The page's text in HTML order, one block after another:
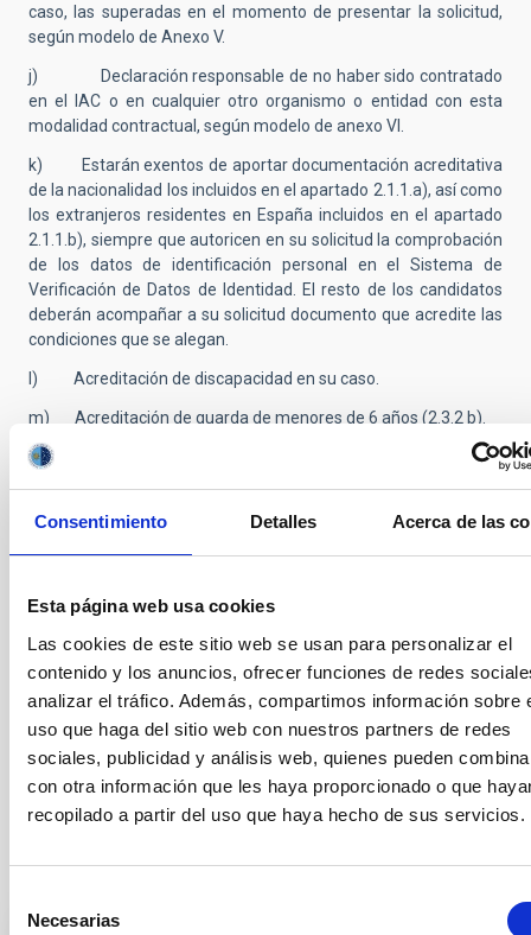
Consentimiento Detalles Acerca de las
Esta página web usa cookies
Las cookies de este sitio web se usan para personalizar el
contenido y los anuncios, ofrecer funciones de redes
analizar el tráfico. Además, compartimos información sobre
uso que haga del sitio web con nuestros partners de redes
sociales, publicidad y análisis web, quienes pueden
con otra información que les haya proporcionado o que
recopilado a partir del uso que haya hecho de sus servicios.
Necesarias
caso, las superadas en el momento de presentar la solicitud,
según modelo de Anexo V.
j) Declaración responsable de no haber sido contratado
en el IAC o en cualquier otro organismo o entidad con esta
modalidad contractual, según modelo de anexo VI.
k) Estarán exentos de aportar documentación acreditativa
de la nacionalidad los incluidos en el apartado 2.1.1.a), así como
los extranjeros residentes en España incluidos en el apartado
2.1.1.b), siempre que autoricen en su solicitud la comprobación
de los datos de identificación personal en el Sistema de
Verificación de Datos de Identidad. El resto de los candidatos
deberán acompañar a su solicitud documento que acredite las
condiciones que se alegan.
l) Acreditación de discapacidad en su caso.
m) Acreditación de guarda de menores de 6 años (2.3.2 b).
n) En el formulario on line de solicitud, en
tres profesores o investigadores de referencia.
de solicitud, incluyendo los contactos de referencias.
Una vez realizado este trámite de solicitud telemática, NO es
necesaria la presentación en papel de las solicitudes
La no presentación de la solicitud en tiempo y forma supondrá
la exclusión del candidato/a.
Para cualquier información adicional, contactar con la
Secretaría del Área de Enseñanza Superior (secens at iac.es).
Tribunal titular